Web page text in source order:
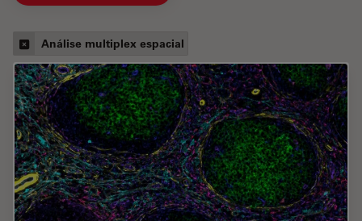
Análise multiplex espacial